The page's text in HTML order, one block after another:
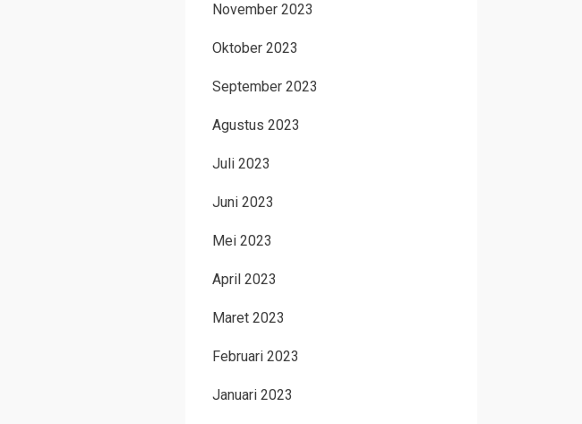
November 2023
Oktober 2023
September 2023
Agustus 2023
Juli 2023
Juni 2023
Mei 2023
April 2023
Maret 2023
Februari 2023
Januari 2023